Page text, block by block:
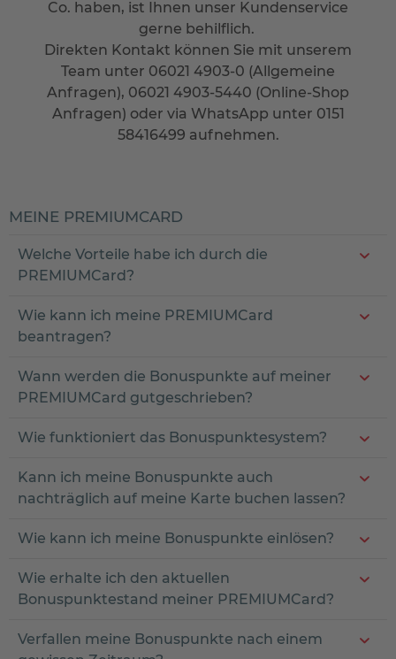
Co. haben, ist Ihnen unser Kundenservice
gerne behilflich.
Direkten Kontakt können Sie mit unserem
Team unter 06021 4903-0 (Allgemeine
Anfragen), 06021 4903-5440 (Online-Shop
Anfragen) oder via WhatsApp unter 0151
58416499 aufnehmen.
MEINE PREMIUMCARD
Welche Vorteile habe ich durch die
PREMIUMCard?
Wie kann ich meine PREMIUMCard
beantragen?
Wann werden die Bonuspunkte auf meiner
PREMIUMCard gutgeschrieben?
Wie funktioniert das Bonuspunktesystem?
Kann ich meine Bonuspunkte auch
nachträglich auf meine Karte buchen lassen?
Wie kann ich meine Bonuspunkte einlösen?
Wie erhalte ich den aktuellen
Bonuspunktestand meiner PREMIUMCard?
Verfallen meine Bonuspunkte nach einem